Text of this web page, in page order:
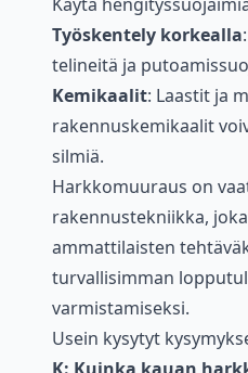
Työskentely korkealla
telineitä ja
Kemikaalit: Laastit ja
rakennuskemikaalit
silmiä.
Harkkomuuraus on
rakennustekniikka,
ammattilaisten
turvallisimman
varmistamiseksi.
Usein kysytyt